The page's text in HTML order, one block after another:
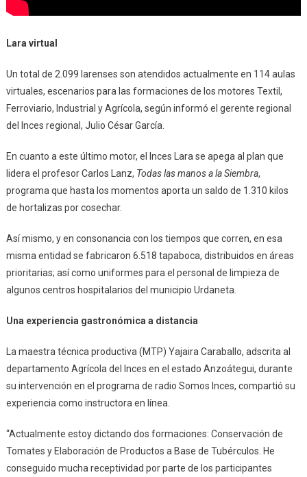
Lara virtual
Un total de 2.099 larenses son atendidos actualmente en 114 aulas
virtuales, escenarios para las formaciones de los motores Textil,
Ferroviario, Industrial y Agrícola, según informó el gerente regional
del Inces regional, Julio César García.
En cuanto a este último motor, el Inces Lara se apega al plan que
lidera el profesor Carlos Lanz, Todas las manos a la Siembra,
programa que hasta los momentos aporta un saldo de 1.310 kilos
de hortalizas por cosechar.
Así mismo, y en consonancia con los tiempos que corren, en esa
misma entidad se fabricaron 6.518 tapaboca, distribuidos en áreas
prioritarias; así como uniformes para el personal de limpieza de
algunos centros hospitalarios del municipio Urdaneta.
Una experiencia gastronómica a distancia
La maestra técnica productiva (MTP) Yajaira Caraballo, adscrita al
departamento Agrícola del Inces en el estado Anzoátegui, durante
su intervención en el programa de radio Somos Inces, compartió su
experiencia como instructora en línea.
“Actualmente estoy dictando dos formaciones: Conservación de
Tomates y Elaboración de Productos a Base de Tubérculos. He
conseguido mucha receptividad por parte de los participantes